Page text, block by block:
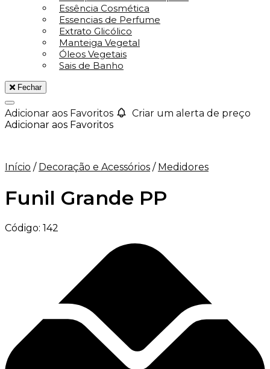
Essência Cosmética
Essencias de Perfume
Extrato Glicólico
Manteiga Vegetal
Óleos Vegetais
Sais de Banho
Fechar
Adicionar aos Favoritos
Criar um alerta de preço
Adicionar aos Favoritos
Início / Decoração e Acessórios / Medidores
Funil Grande PP
Código: 142